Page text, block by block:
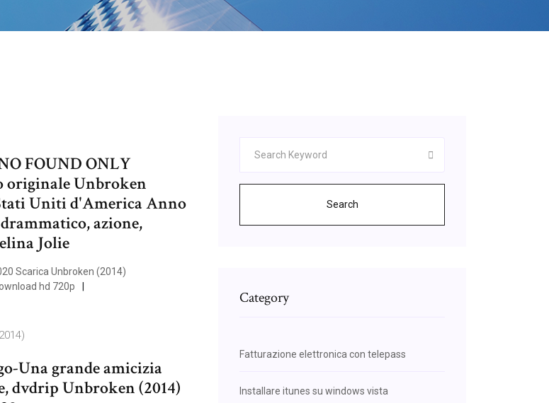
FOUND ONLY
originale Unbroken
Uniti d'America Anno
azione,
Jolie
Scarica Unbroken (2014)
hd 720p
Una grande amicizia
dvdrip Unbroken (2014)
Search
Category
Fatturazione elettronica con telepass
Installare itunes su windows vista